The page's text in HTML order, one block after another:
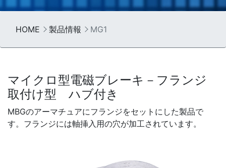
HOME 製品情報 MG1
マイクロ型電磁ブレーキ－フランジ
取付け型 ハブ付き
MBGのアーマチュアにフランジをセットにした製品で
す。フランジには軸挿入用の穴が加工されています。